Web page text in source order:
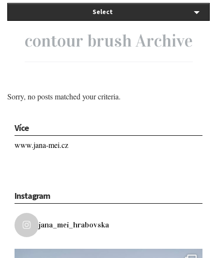
Select
contour brush Archive
Sorry, no posts matched your criteria.
Více
www.jana-mei.cz
Instagram
jana_mei_hrabovska